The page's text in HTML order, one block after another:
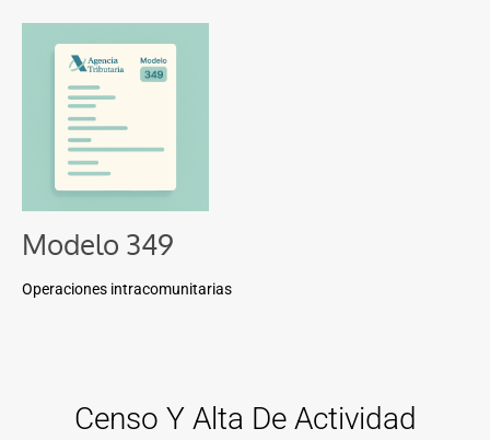
Modelo 349
Operaciones intracomunitarias
Censo Y Alta De Actividad